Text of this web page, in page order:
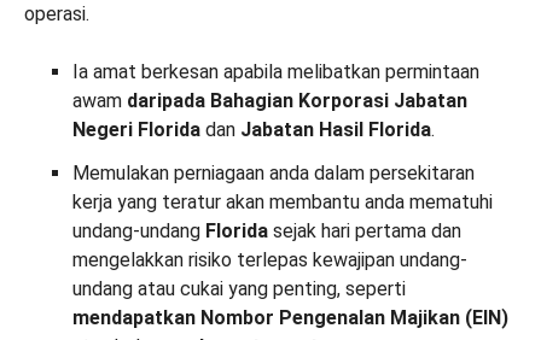
operasi.
Ia amat berkesan apabila melibatkan permintaan
awam daripada Bahagian Korporasi Jabatan
Negeri Florida dan Jabatan Hasil Florida.
Memulakan perniagaan anda dalam persekitaran
kerja yang teratur akan membantu anda mematuhi
undang-undang Florida sejak hari pertama dan
mengelakkan risiko terlepas kewajipan undang-
undang atau cukai yang penting, seperti
mendapatkan Nombor Pengenalan Majikan (EIN)